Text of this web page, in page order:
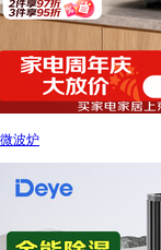
微波炉